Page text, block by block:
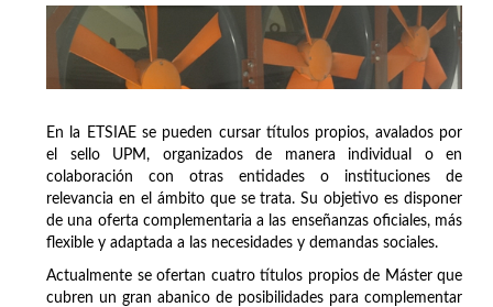
En la ETSIAE se pueden cursar títulos propios, avalados por
el sello UPM, organizados de manera individual o en
colaboración con otras entidades o instituciones de
relevancia en el ámbito que se trata. Su objetivo es disponer
de una oferta complementaria a las enseñanzas oficiales, más
flexible y adaptada a las necesidades y demandas sociales.
Actualmente se ofertan cuatro títulos propios de Máster que
cubren un gran abanico de posibilidades para complementar